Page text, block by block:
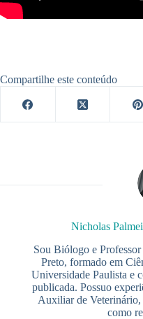
Compartilhe este conteúdo
Nicholas
Sou Biólogo e
Preto, formado em
Universidade Paulista e
publicada. Possuo
Auxiliar de Veterinário,
como